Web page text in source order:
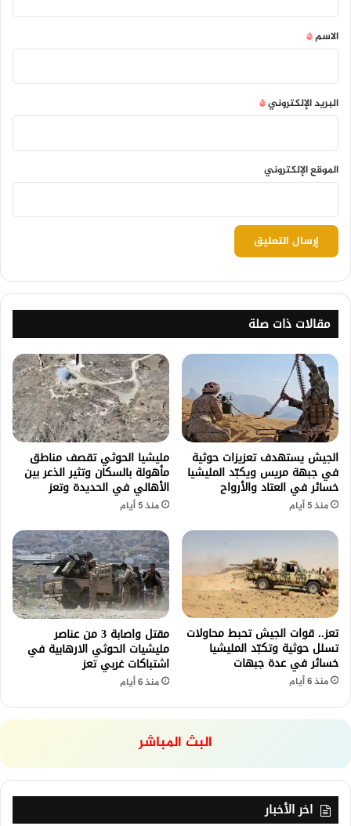
*
الاسم*
البريد الإلكتروني*
الموقع الإلكتروني
مقالات ذات صلة
الجيش يستهدف تعزيزات حوثية
في جبهة مريس ويكبّد المليشيا
خسائر في العتاد والأرواح
منذ 5 أيام
مليشيا الحوثي تقصف مناطق
مأهولة بالسكان وتثير الذعر بين
الأهالي في الحديدة وتعز
منذ 5 أيام
تعز.. قوات الجيش تحبط محاولات
تسلل حوثية وتكبّد المليشيا
خسائر في عدة جبهات
منذ 6 أيام
مقتل واصابة 3 من عناصر
مليشيات الحوثي الارهابية في
اشتباكات غربي تعز
منذ 6 أيام
البث المباشر
اخر الأخبار